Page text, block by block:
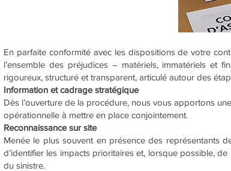
En parfaite conformité avec les dispositions de votre
l’ensemble des préjudices – matériels, immatériels et
rigoureux, structuré et transparent, articulé autour des
Information et cadrage stratégique
Dès l’ouverture de la procédure, nous vous apportons
opérationnelle à mettre en place conjointement.
Reconnaissance sur site
Menée le plus souvent en présence des représentants
d’identifier les impacts prioritaires et, lorsque possible,
du sinistre.